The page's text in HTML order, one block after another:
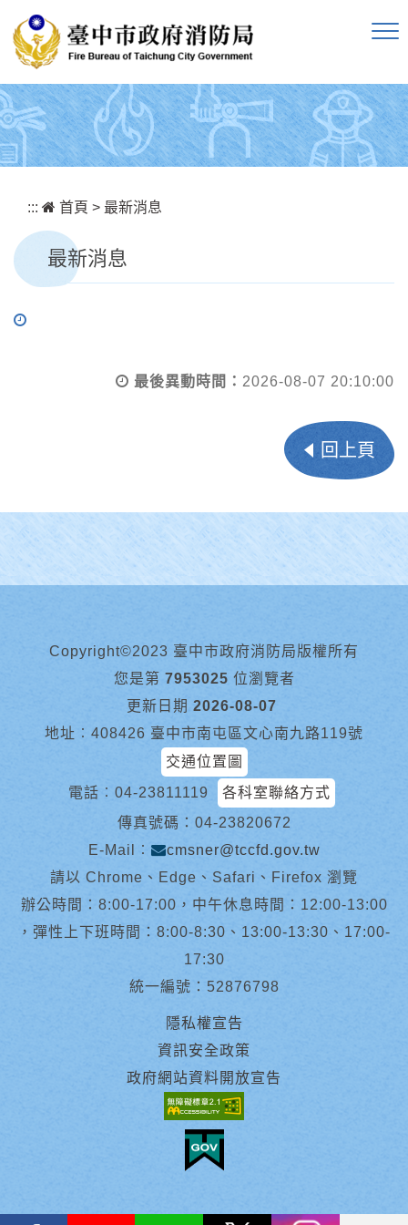
::: 首頁 > 最新消息
最新消息
最後異動時間： 2026-08-07 20:10:00
回上頁
Copyright©2023 臺中市政府消防局版權所有
您是第 7953025 位瀏覽者
更新日期 2026-08-07
地址︰408426 臺中市南屯區文心南九路119號
交通位置圖
電話︰ 04-23811119
各科室聯絡方式
傳真號碼：04-23820672
E-Mail︰
cmsner@tccfd.gov.tw
請以 Chrome、Edge、Safari、Firefox 瀏覽
辦公時間：8:00-17:00，中午休息時間：12:00-13:00
，彈性上下班時間：8:00-8:30、13:00-13:30、17:00-
17:30
統一編號：52876798
隱私權宣告
資訊安全政策
政府網站資料開放宣告